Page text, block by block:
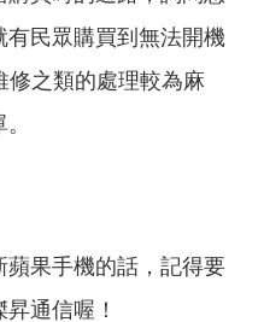
民眾購買到無法開機
修之類的處理較為麻
果手機的話，記得要
通信喔！